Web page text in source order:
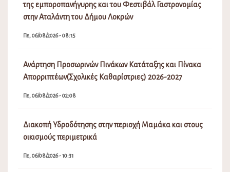
της εμποροπανήγυρης και του Φεστιβάλ Γαστρονομίας
στην Αταλάντη του Δήμου Λοκρών
Πε, 06/08/2026 - 08:15
Ανάρτηση Προσωρινών Πινάκων Κατάταξης και Πίνακα
Απορριπτέων(Σχολικές Καθαρίστριες) 2026-2027
Πε, 06/08/2026 - 02:08
Διακοπή Υδροδότησης στην περιοχή Μαμάκα και στους
οικισμούς περιμετρικά
Πε, 06/08/2026 - 10:31